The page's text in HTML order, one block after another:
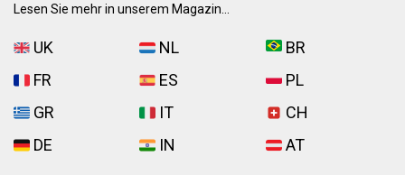
Lesen Sie mehr in unserem Magazin...
UK
FR
GR
DE
NL
ES
IT
IN
BR
PL
CH
AT